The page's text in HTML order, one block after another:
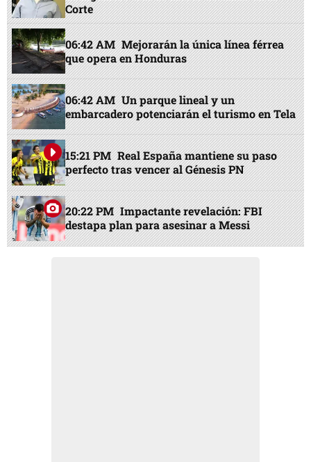
Corte
06:42 AM Mejorarán la única línea férrea
que opera en Honduras
06:42 AM Un parque lineal y un
embarcadero potenciarán el turismo en Tela
15:21 PM Real España mantiene su paso
perfecto tras vencer al Génesis PN
20:22 PM Impactante revelación: FBI
destapa plan para asesinar a Messi